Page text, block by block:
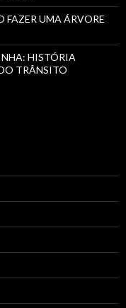
UMA ÁRVORE
HISTÓRIA
TRÂNSITO